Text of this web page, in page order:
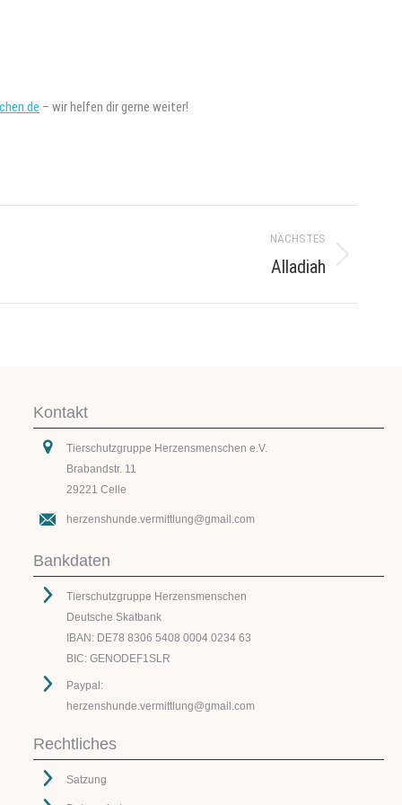
– wir helfen dir gerne weiter!
NÄCHSTES
Alladiah
Kontakt
Tierschutzgruppe Herzensmenschen e.V.
Brabandstr. 11
29221 Celle
herzenshunde.vermittlung@gmail.com
Bankdaten
Tierschutzgruppe Herzensmenschen
Deutsche Skatbank
IBAN: DE78 8306 5408 0004 0234 63
BIC: GENODEF1SLR
Paypal:
herzenshunde.vermittlung@gmail.com
Rechtliches
Satzung